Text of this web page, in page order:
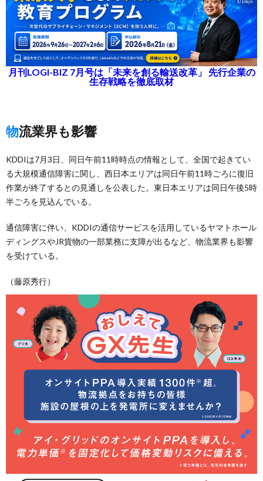
月刊LOGI-BIZ 7月号は「未来を創る輸送改革」 先行企業の
生存戦略を徹底取材
物流業界も影響
KDDIは7月3日、同日午前11時時点の情報として、全国で起きてい
る大規模通信障害に関し、西日本エリアは同日午前11時ごろに復旧
作業が終了するとの見通しを公表した。東日本エリアは同日午後5時
半ごろを見込んでいる。
通信障害に伴い、KDDIの通信サービスを活用しているヤマトホール
ディングスやJR貨物の一部業務に支障が出るなど、物流業界も影響
を受けている。
（藤原秀行）